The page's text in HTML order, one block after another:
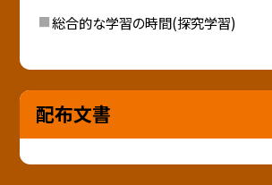
総合的な学習の時間(探究学習)
配布文書